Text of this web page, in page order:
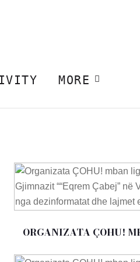
MORE
ORGANIZATA ÇOHU!